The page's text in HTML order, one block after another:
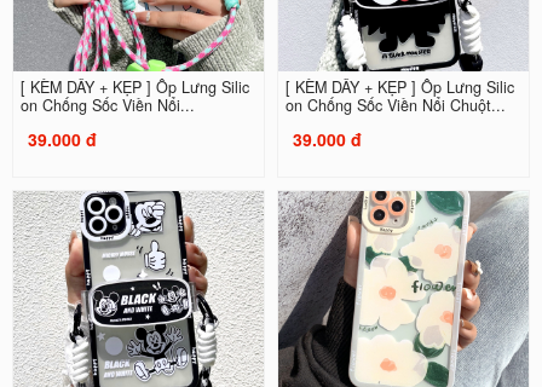
[ KÈM DÂY + KẸP ] Ốp Lưng Silic
on Chống Sốc Viền Nổi...
39.000 đ
[ KÈM DÂY + KẸP ] Ốp Lưng Silic
on Chống Sốc Viền Nổi Chuột...
39.000 đ